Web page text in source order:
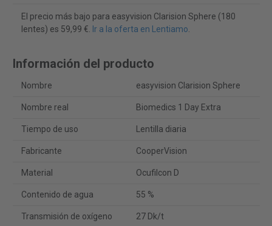
El precio más bajo para easyvision Clarision Sphere (180
lentes) es 59,99 €. Ir a la oferta en Lentiamo.
Información del producto
Nombre easyvision Clarision Sphere
Nombre real Biomedics 1 Day Extra
Tiempo de uso Lentilla diaria
Fabricante CooperVision
Material Ocufilcon D
Contenido de agua 55 %
Transmisión de oxígeno 27 Dk/t